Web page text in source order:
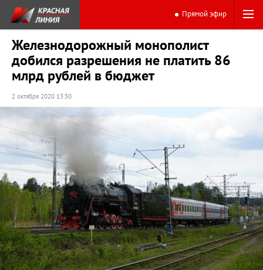
Прямой эфир
Железнодорожный монополист
добился разрешения не платить 86
млрд рублей в бюджет
2 октября 2020 13:30